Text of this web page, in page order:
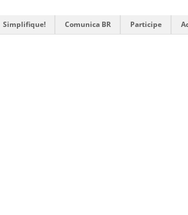
Simplifique! Comunica BR Participe